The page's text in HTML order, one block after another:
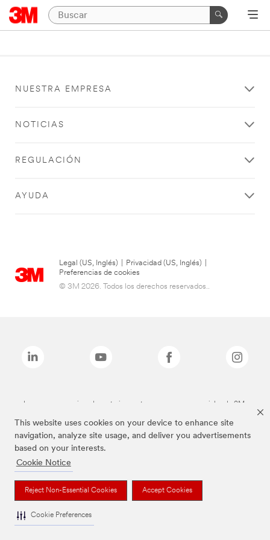
This website uses cookies on your device to enhance site
navigation, analyze site usage, and deliver you advertisements
based on your interests.
Cookie Notice
Reject Non-Essential Cookies Accept Cookies
Cookie Preferences
NUESTRA EMPRESA
NOTICIAS
REGULACIÓN
AYUDA
Legal (US, Inglés) Privacidad (US, Inglés)
Preferencias de cookies
© 3M 2026. Todos los derechos reservados..
Las marcas mencionadas anteriormente son marcas comerciales de 3M.